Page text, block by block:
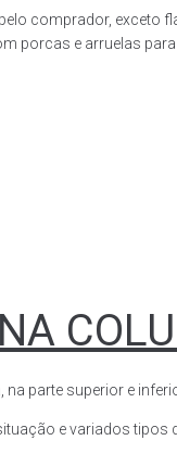
comprador, exceto
porcas e arruelas para
parte superior e
e variados